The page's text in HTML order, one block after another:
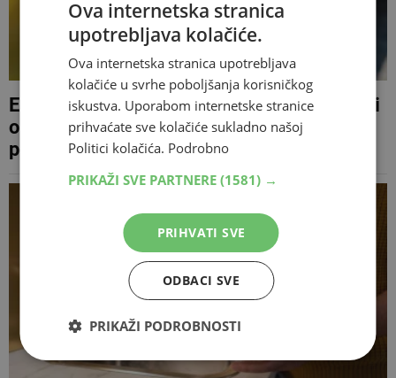
Eksplozivna naprava bačena u ugostiteljski
objekt u Vitezu, policija istražuje
povezanost sa zapaljenim Golfom
Ova internetska stranica
upotrebljava kolačiće.
Ova internetska stranica upotrebljava
kolačiće u svrhe poboljšanja korisničkog
iskustva. Uporabom internetske stranice
prihvaćate sve kolačiće sukladno našoj
Politici kolačića. Podrobno
PRIKAŽI SVE PARTNERE (1581) →
PRIHVATI SVE
ODBACI SVE
PRIKAŽI PODROBNOSTI